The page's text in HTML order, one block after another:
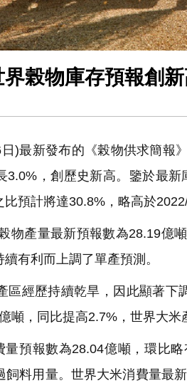
榖物庫存預報創
)最新發布的《榖物供求簡報
3.0%，創歷史新高。鑒於最
預計將達30.8%，略高於
物產量最新預報數為28.19億
有利而上調了單產預測。
經歷持續乾旱，因此顯著下
噸，同比提高2.7%，世界大米
預報數為28.04億噸，環比
飼料用量。世界大米消費量最